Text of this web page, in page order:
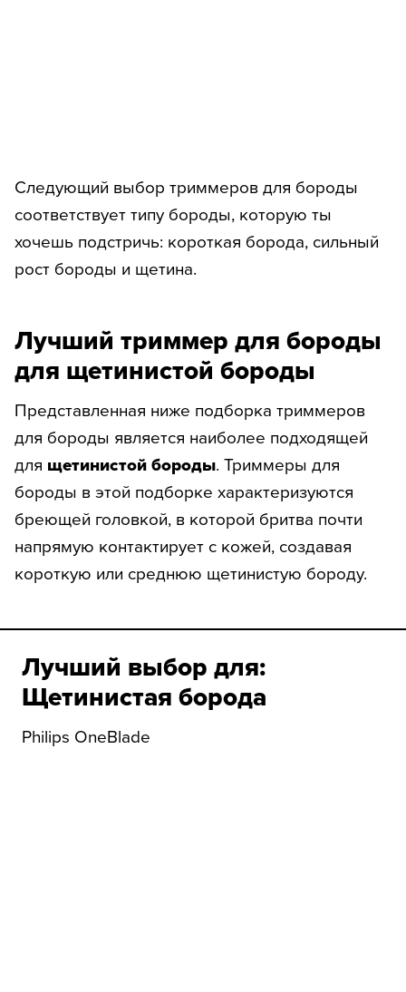
Следующий выбор триммеров для бороды
соответствует типу бороды, которую ты
хочешь подстричь: короткая борода, сильный
рост бороды и щетина.
Лучший триммер для бороды
для щетинистой бороды
Представленная ниже подборка триммеров
для бороды является наиболее подходящей
для щетинистой бороды. Триммеры для
бороды в этой подборке характеризуются
бреющей головкой, в которой бритва почти
напрямую контактирует с кожей, создавая
короткую или среднюю щетинистую бороду.
Лучший выбор для:
Щетинистая борода
Philips OneBlade